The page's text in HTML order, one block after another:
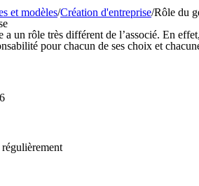
et modèles/Création d'entreprise/Rôle du
a un rôle très différent de l’associé. En
pour chacun de ses choix et